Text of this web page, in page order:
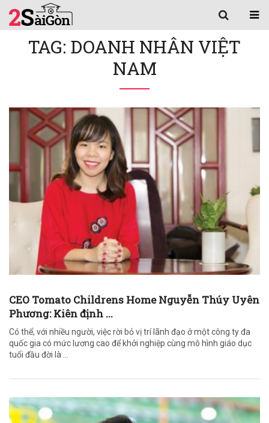
TAG: DOANH NHÂN VIỆT
NAM
CEO Tomato Childrens Home Nguyễn Thúy Uyên
Phương: Kiên định ...
Có thể, với nhiều người, việc rời bỏ vị trí lãnh đạo ở một công ty đa
quốc gia có mức lương cao để khởi nghiệp cùng mô hình giáo dục
tuổi đầu đời là ...